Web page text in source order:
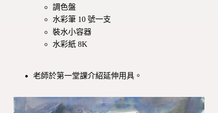
調色盤
水彩筆 10 號一支
裝水小容器
水彩紙 8K
老師於第一堂課介紹延伸用具。